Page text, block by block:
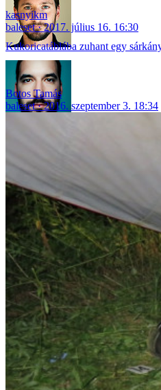
kasnyikm
baleset
2017. július 16. 16:30
Kukoricatáblába zuhant egy
Botos Tamás
baleset
2016. szeptember 3. 18:34